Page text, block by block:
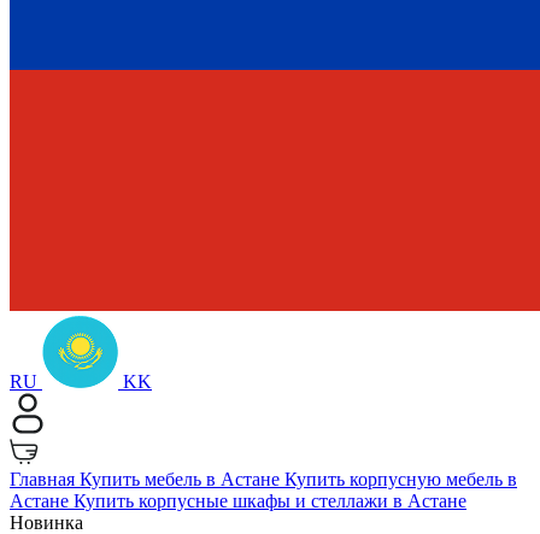
RU KK
Главная Купить мебель в Астане Купить корпусную мебель в
Астане Купить корпусные шкафы и стеллажи в Астане
Новинка